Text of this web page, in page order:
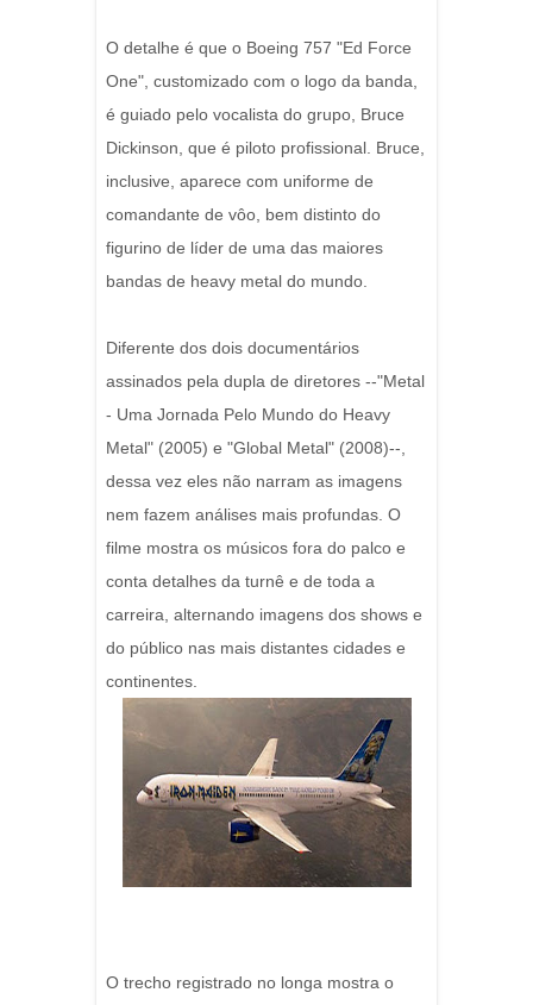
O detalhe é que o Boeing 757 "Ed Force
One", customizado com o logo da banda,
é guiado pelo vocalista do grupo, Bruce
Dickinson, que é piloto profissional. Bruce,
inclusive, aparece com uniforme de
comandante de vôo, bem distinto do
figurino de líder de uma das maiores
bandas de heavy metal do mundo.
Diferente dos dois documentários
assinados pela dupla de diretores --"Metal
- Uma Jornada Pelo Mundo do Heavy
Metal" (2005) e "Global Metal" (2008)--,
dessa vez eles não narram as imagens
nem fazem análises mais profundas. O
filme mostra os músicos fora do palco e
conta detalhes da turnê e de toda a
carreira, alternando imagens dos shows e
do público nas mais distantes cidades e
continentes.
O trecho registrado no longa mostra o